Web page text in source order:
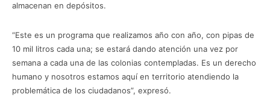
almacenan en depósitos.
“Este es un programa que realizamos año con año, con pipas de
10 mil litros cada una; se estará dando atención una vez por
semana a cada una de las colonias contempladas. Es un derecho
humano y nosotros estamos aquí en territorio atendiendo la
problemática de los ciudadanos”, expresó.